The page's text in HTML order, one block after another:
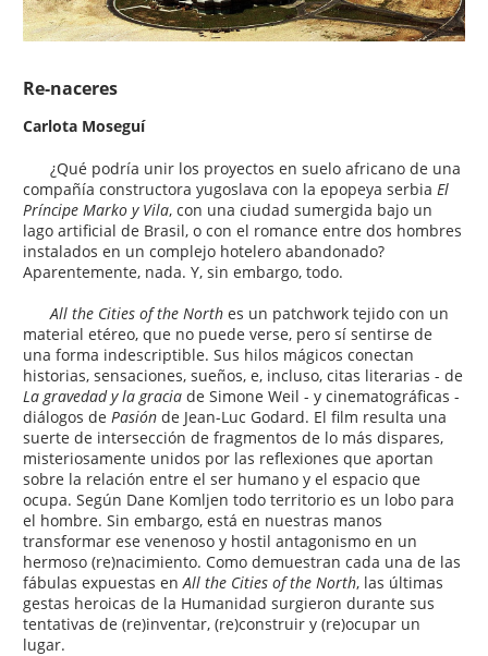
Re-naceres
Carlota Moseguí
¿Qué podría unir los proyectos en suelo africano de una
compañía constructora yugoslava con la epopeya serbiaEl
Príncipe Marko y Vila, con una ciudad sumergida bajo un
lago artificial de Brasil, o con el romance entre dos hombres
instalados en un complejo hotelero abandonado?
Aparentemente, nada. Y, sin embargo, todo.
All the Cities of the Northes un patchwork tejido con un
material etéreo, que no puede verse, pero sí sentirse de
una forma indescriptible. Sus hilos mágicos conectan
historias, sensaciones, sueños, e, incluso, citas literarias - de
La gravedad y la graciade Simone Weil - y cinematográficas -
diálogos dePasión de Jean-Luc Godard. El film resulta una
suerte de intersección de fragmentos de lo más dispares,
misteriosamente unidos por las reflexiones que aportan
sobre la relación entre el ser humano y el espacio que
ocupa. Según Dane Komljen todo territorio es un lobo para
el hombre. Sin embargo, está en nuestras manos
transformar ese venenoso y hostil antagonismo en un
hermoso (re)nacimiento. Como demuestran cada una de las
fábulas expuestas enAll the Cities of the North, las últimas
gestas heroicas de la Humanidad surgieron durante sus
tentativas de (re)inventar, (re)construir y (re)ocupar un
lugar.